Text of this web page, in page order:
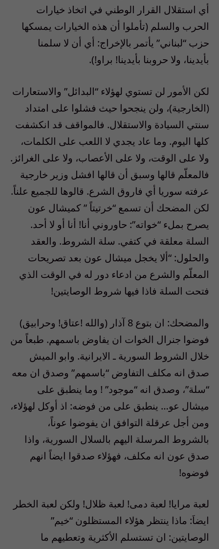
أي استقلال القرار الوطني في اتخاذ خيارات
الحرب والسلم (تأملوا أن هذه الخيارات يمسكها
حزب “لبناني” يأتمر بالإخراج: أي أن لا سلمنا
بأيدينا، ولا حروبنا بأيدينا! براو!).
لكن الأمور لن تستوي لهؤلاء “البدائل” والاستعارات
(الخارجية)، ولن ينجحوا حيث فشلوا على امتداد
سنتي السيادة والاستقلال. فالمواقف قد انكشفت
كلها اليوم. وما عاد يجدي لا اللعب على الكلمات،
ولا على الوقت، ولا على الأعصاب، ولا على الغرائز.
فالمعلّم قالها وسبق أن قالها افشل وزير خارجية
عرفته سوريا أي فاروق الشرع. قالوها للجميع علناً.
لكن المضحك أن تسمع “خرتيتاً ” كميشال عون
يصرح بملء “خواته”: حاوروني أنا! أنا أو لا أحد.
السلة معلقة في كتفي. سلة الشروط. والعقد
والحلول: “ألا يخجل ميشال عون بعد تصريحات
المعلّم والشرع من ادعاء دور له في الوقت الذي
فتحت السلة فاذا فيها شروط الوصايتين!
والمضحك: ان بتوع 8 آذار (والله !عتاق! وحرابيق)
فوضوا جنرال الخوات ان يفاوض باسمهم. طبعاً من
خلال الشروط السورية ـ الايرانية. وابو الميش
صدق انه مكلف التفاوض “باسمهم” وصدق ان معه
“سلة”، وصدق انه “موجود” ! وما ينطبق على
ميشال عو… ينطبق على من فوضه: اذ أوكل لهؤلاء،
ومن أجل عرقلة التوافق ان يفوضوا عوناً،
بالشروط المرسلة اليهم بالسلال السورية، واذا
صدق عون انه مكلف، فهؤلاء صدقوا ايضاً انهم
فوضوه!
لعبة مرايا! لعبة دمى! لعبة ظلال! ولكن لعبة الخطر
ايضاَ: ماذا ينتظر هؤلاء المستظلون “خيم”
الوصايتين: ان تستسلم الأكثرية وتعطيهم ما